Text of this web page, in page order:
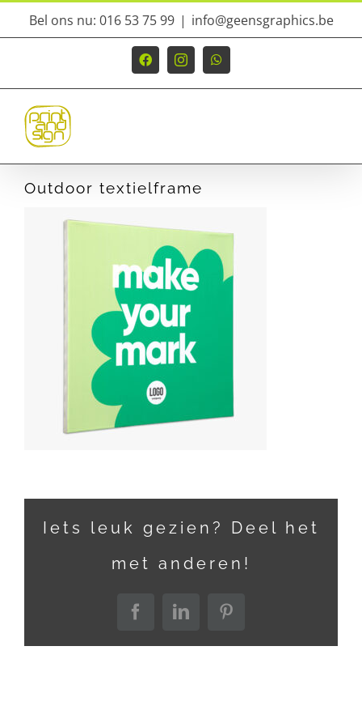
Ga
inhoud
Bel ons nu: 016 53 75 99 | info@geensgraphics.be
FacebookInstagramWhatsApp
Outdoor textielframe
Iets leuk gezien? Deel het
met anderen!
FacebookLinkedInPinterest